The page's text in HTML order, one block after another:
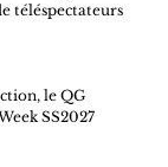
téléspectateurs
le QG
SS2027